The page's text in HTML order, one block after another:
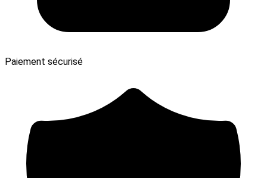
Paiement sécurisé